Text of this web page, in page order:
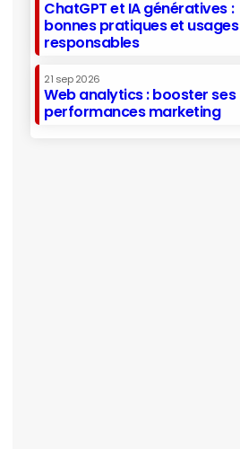
ChatGPT et IA génératives :
bonnes pratiques et usages
responsables
21 sep 2026
Web analytics : booster ses
performances marketing